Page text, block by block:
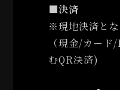
■決済
※現地決済とな
（現金/カー
むQR決済)